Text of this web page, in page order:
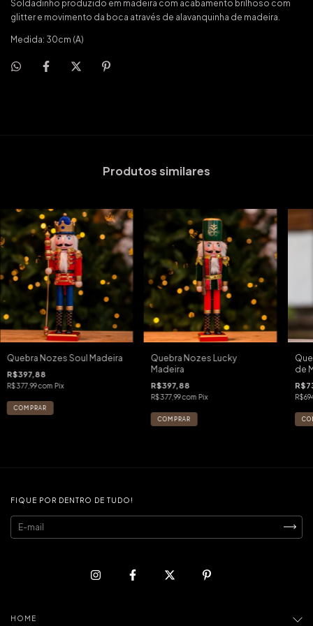
Soldadinho produzido em madeira com acabamento brilhoso com
glitter e movimento da boca através de alavanquinha de madeira.
Medida: 30cm (A)
Produtos similares
Quebra Nozes Soul Madeira
R$397,88
R$377,99com Pix
Quebra Nozes Lucky
Madeira
R$397,88
R$377,99com Pix
de
FIQUE POR DENTRO DE TUDO!
HOME